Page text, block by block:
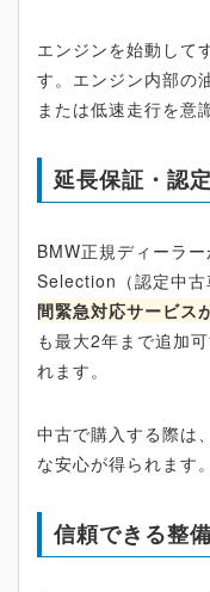
エンジンを始動して
す。エンジン内部の
または低速走行を意
延長保証・認
BMW正規ディーラ
Selection（認定中古
間緊急対応サービス
も最大2年まで追加
れます。
中古で購入する際は
な安心が得られます。
信頼できる整